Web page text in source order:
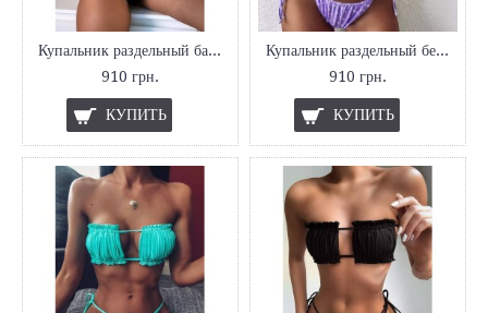
Купальник раздельный бандо Svay
910 грн.
КУПИТЬ
Купальник раздельный без пуш апа
910 грн.
КУПИТЬ